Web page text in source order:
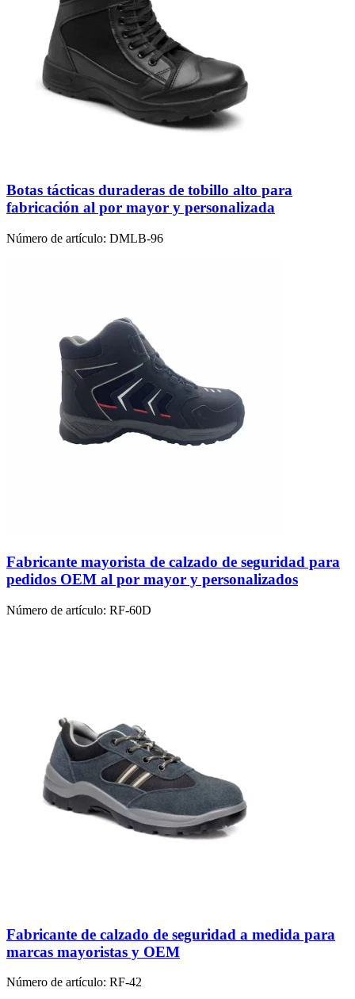
Botas tácticas duraderas de tobillo alto para
fabricación al por mayor y personalizada
Número de artículo: DMLB-96
Fabricante mayorista de calzado de seguridad para
pedidos OEM al por mayor y personalizados
Número de artículo: RF-60D
Fabricante de calzado de seguridad a medida para
marcas mayoristas y OEM
Número de artículo: RF-42